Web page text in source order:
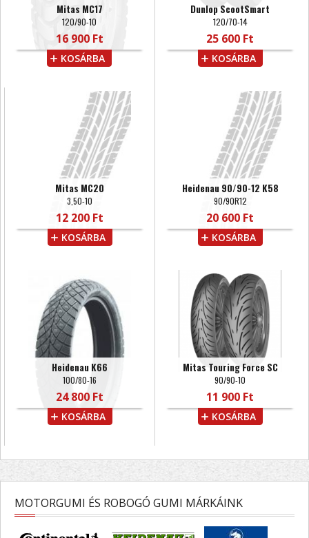
Mitas MC17
120/90-10
16 900 Ft
KOSÁRBA
Dunlop ScootSmart
120/70-14
25 600 Ft
KOSÁRBA
Mitas MC20
3,50-10
12 200 Ft
KOSÁRBA
Heidenau 90/90-12 K58
90/90R12
20 600 Ft
KOSÁRBA
Heidenau K66
100/80-16
24 800 Ft
KOSÁRBA
Mitas Touring Force SC
90/90-10
11 900 Ft
KOSÁRBA
MOTORGUMI ÉS ROBOGÓ GUMI MÁRKÁINK